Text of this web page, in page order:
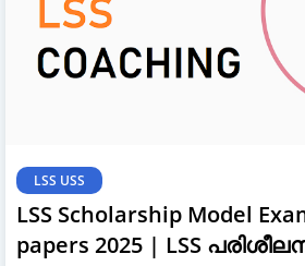
LSS USS
LSS Scholarship Model
papers 2025 | LSS